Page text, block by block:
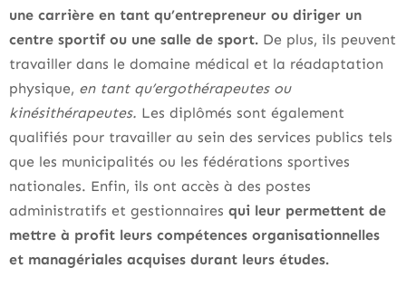
une carrière en tant qu’entrepreneur ou diriger un
centre sportif ou une salle de sport. De plus, ils peuvent
travailler dans le domaine médical et la réadaptation
physique, en tant qu’ergothérapeutes ou
kinésithérapeutes. Les diplômés sont également
qualifiés pour travailler au sein des services publics tels
que les municipalités ou les fédérations sportives
nationales. Enfin, ils ont accès à des postes
administratifs et gestionnaires qui leur permettent de
mettre à profit leurs compétences organisationnelles
et managériales acquises durant leurs études.